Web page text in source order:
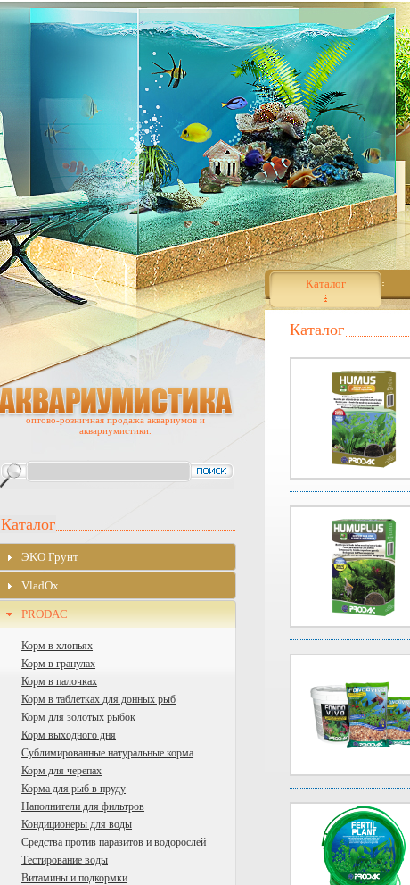
Каталог
Каталог
оптово-розничная продажа аквариумов и
аквариумистики.
Каталог
ЭKO Грунт
VladOx
PRODAC
Корм в хлопьях
Корм в гранулах
Корм в палочках
Корм в таблетках для донных рыб
Корм для золотых рыбок
Корм выходного дня
Сублимированные натуральные корма
Корм для черепах
Корма для рыб в пруду
Наполнители для фильтров
Кондиционеры для воды
Средства против паразитов и водорослей
Тестирование воды
Витамины и подкормки